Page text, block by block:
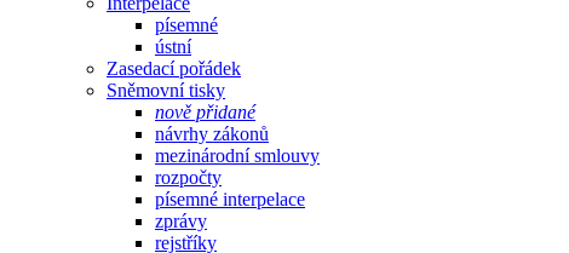
písemné
ústní
Zasedací pořádek
Sněmovní tisky
nově přidané
návrhy zákonů
mezinárodní smlouvy
rozpočty
písemné interpelace
zprávy
rejstříky